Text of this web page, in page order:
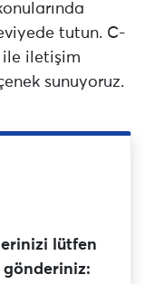
tutun. C-
ile iletişim
sunuyoruz.
lütfen
gönderiniz: